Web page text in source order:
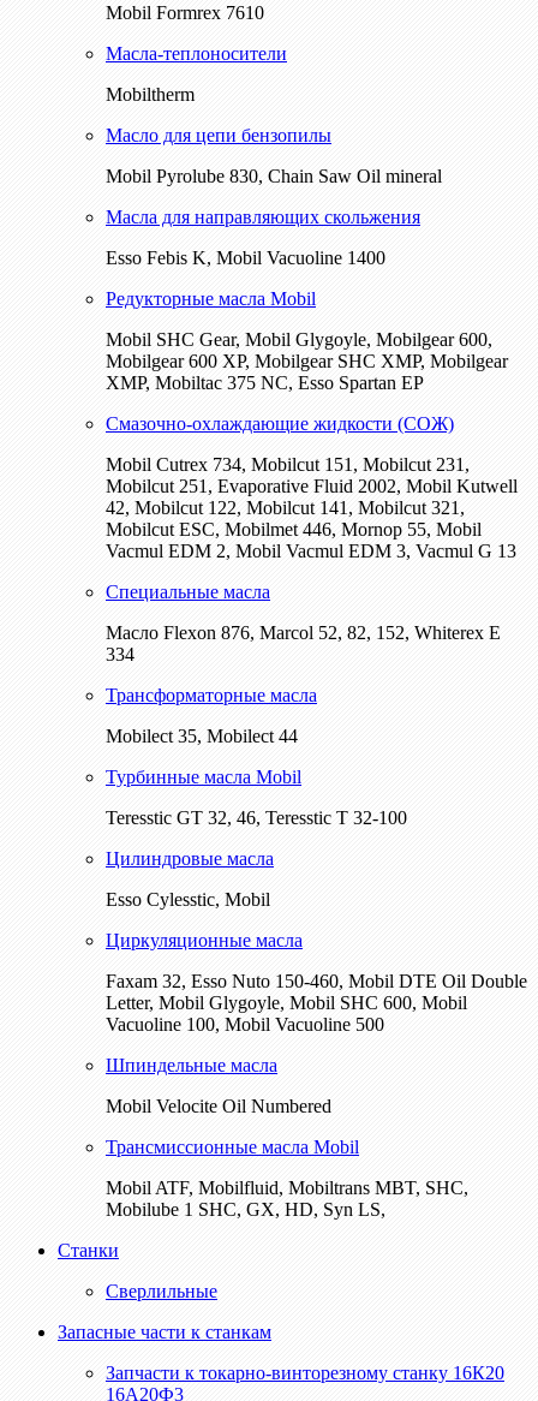
Mobil Formrex 7610
Масла-теплоносители
Mobiltherm
Масло для цепи бензопилы
Mobil Pyrolube 830, Chain Saw Oil mineral
Масла для направляющих скольжения
Esso Febis K, Mobil Vacuoline 1400
Редукторные масла Mobil
Mobil SHC Gear, Mobil Glygoyle, Mobilgear 600,
Mobilgear 600 XP, Mobilgear SHC XMP, Mobilgear
XМP, Mobiltac 375 NC, Esso Spartan EP
Смазочно-охлаждающие жидкости (СОЖ)
Mobil Cutrex 734, Mobilcut 151, Mobilcut 231,
Mobilcut 251, Evaporative Fluid 2002, Mobil Kutwell
42, Mobilcut 122, Mobilcut 141, Mobilcut 321,
Mobilcut ESC, Mobilmet 446, Mornop 55, Mobil
Vacmul EDM 2, Mobil Vacmul EDM 3, Vacmul G 13
Специальные масла
Масло Flexon 876, Marcol 52, 82, 152, Whiterex E
334
Трансформаторные масла
Mobilect 35, Mobilect 44
Турбинные масла Mobil
Teresstic GT 32, 46, Teresstic T 32-100
Цилиндровые масла
Esso Cylesstic, Mobil
Циркуляционные масла
Faxam 32, Esso Nuto 150-460, Mobil DTE Oil Double
Letter, Mobil Glygoyle, Mobil SHC 600, Mobil
Vacuoline 100, Mobil Vacuoline 500
Шпиндельные масла
Mobil Velocite Oil Numbered
Трансмиссионные масла Mobil
Mobil ATF, Mobilfluid, Mobiltrans MBT, SHC,
Mobilube 1 SHC, GX, HD, Syn LS,
Станки
Сверлильные
Запасные части к станкам
Запчасти к токарно-винторезному станку 16К20
16А20Ф3